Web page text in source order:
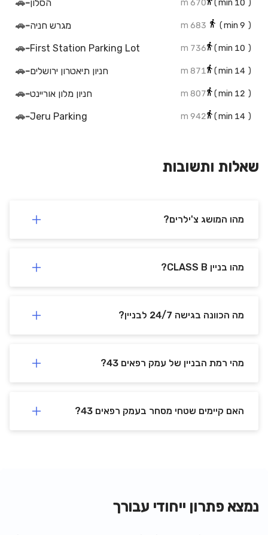
(
10
670 m הסלון-
🚗
(
9
683 m מגרש חניה-
🚗
(
10
736 m
First Station Parking Lot
-
🚗
(
14
871 m חניון תיאטרון ירושלים-
🚗
(
12
807 m חניון מלון אוריינט-
🚗
(
14
942 m
Jeru Parking
-
🚗
שאלות ותשובות
מהו המושג צ'ילרים?
מהו בניין CLASS B?
מה הכוונה בגישה 24/7 לבניין?
מהי רמת הבניין של עמק רפאים 43?
האם קיימים שטחי מסחר בעמק רפאים 43?
נמצא פתרון ייחודי עבורך